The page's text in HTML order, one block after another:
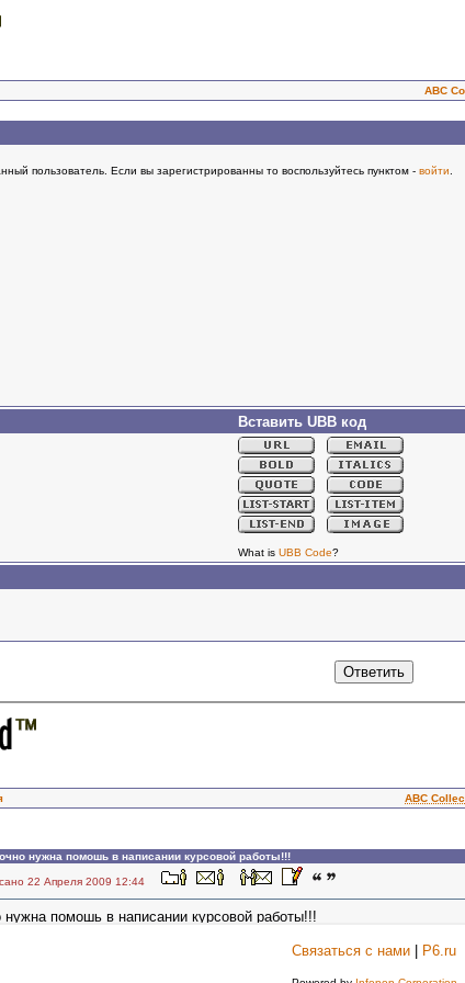
ABC
пользователь. Если вы зарегистрированны то воспользуйтесь пунктом - войти
Вставить UBB код
What is UBB Code?
Связаться с нами P6.ru